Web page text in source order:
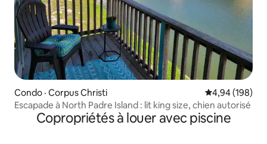
Condo · Corpus Christi Note
4,94 (198)
Escapade à North Padre Island : lit king size, chien autorisé
Copropriétés à louer avec piscine